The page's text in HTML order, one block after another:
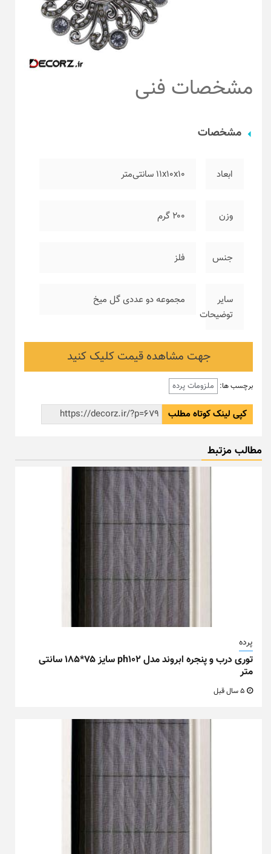
مشخصات فنی
مشخصات
ابعاد ۱۱x10x10 سانتی‌متر
وزن ۲۰۰ گرم
جنس فلز
سایر
توضیحات
مجموعه دو عددی گل میخ
جهت مشاهده قیمت کلیک کنید
برچسب ها: ملزومات پرده
کپی لینک کوتاه مطلب
مطالب مزتبط
پرده
توری درب و پنجره ابروند مدل ph102 سایز ۷۵*۱۸۵ سانتی
متر